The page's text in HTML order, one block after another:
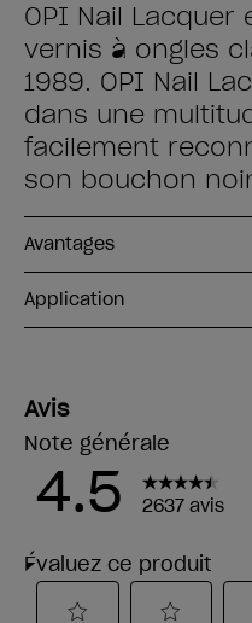
OPI Nail
vernis à ongles
1989. OPI Nail
dans une
facilement
son bouchon
Avantages
Application